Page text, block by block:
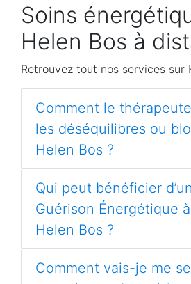
Soins
Helen Bos à
Retrouvez tout nos services sur
Comment le
les déséquilibres ou
Helen Bos ?
Qui peut bénéficier
Guérison Énergétique
Helen Bos ?
Comment vais-je me